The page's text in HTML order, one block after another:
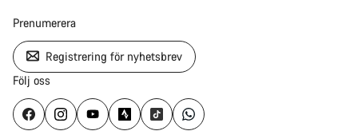
Prenumerera
Registrering för nyhetsbrev
Följ oss